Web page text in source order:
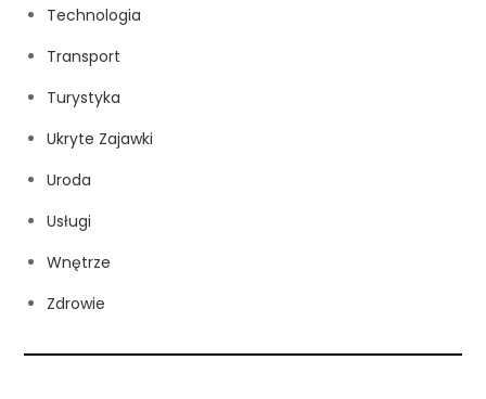
Technologia
Transport
Turystyka
Ukryte Zajawki
Uroda
Usługi
Wnętrze
Zdrowie